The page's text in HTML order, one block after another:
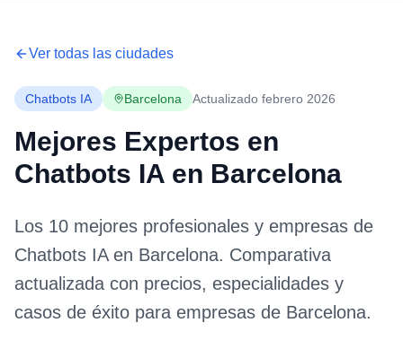
Ver todas las ciudades
Chatbots IA Barcelona Actualizado febrero 2026
Mejores Expertos en
Chatbots IA en Barcelona
Los 10 mejores profesionales y empresas de
Chatbots IAen Barcelona. Comparativa
actualizada con precios, especialidades y
casos de éxito para empresas de Barcelona.